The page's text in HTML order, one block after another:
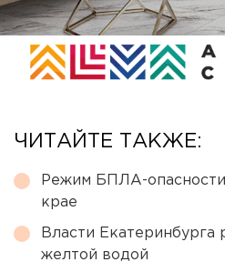
ЧИТАЙТЕ ТАКЖЕ:
Режим БПЛА-
крае
Власти Екатеринбурга
желтой водой